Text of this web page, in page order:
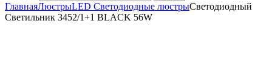
ГлавнаяЛюстрыLED Светодиодные люстрыСветодиодный
Светильник 3452/1+1 BLACK 56W